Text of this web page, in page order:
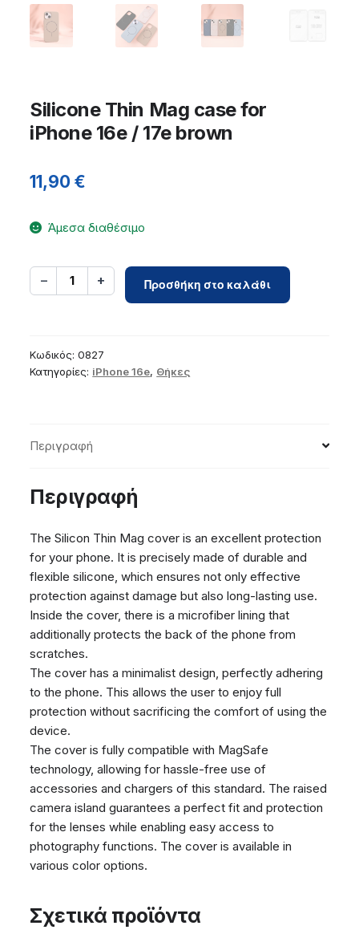
Silicone Thin Mag case for
iPhone 16e / 17e brown
11,90€
Άμεσα διαθέσιμο
− 1 +
Silicone
Thin
iPhone
Προσθήκη στο καλάθι
Κωδικός:0827
Κατηγορίες: iPhone 16e, Θήκες
Περιγραφή
Περιγραφή
The Silicon Thin Mag cover is an excellent protection
for your phone. It is precisely made of durable and
flexible silicone, which ensures not only effective
protection against damage but also long-lasting use.
Inside the cover, there is a microfiber lining that
additionally protects the back of the phone from
scratches.
The cover has a minimalist design, perfectly adhering
to the phone. This allows the user to enjoy full
protection without sacrificing the comfort of using the
device.
The cover is fully compatible with MagSafe
technology, allowing for hassle-free use of
accessories and chargers of this standard. The raised
camera island guarantees a perfect fit and protection
for the lenses while enabling easy access to
photography functions. The cover is available in
various color options.
Σχετικά προϊόντα